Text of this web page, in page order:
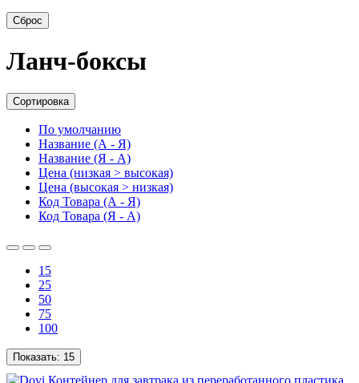
Сброс
Ланч-боксы
Сортировка
По умолчанию
Название (А - Я)
Название (Я - А)
Цена (низкая > высокая)
Цена (высокая > низкая)
Код Товара (А - Я)
Код Товара (Я - А)
15
25
50
75
100
Показать: 15